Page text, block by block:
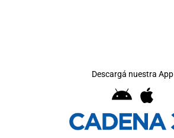
Descargá nuestra App